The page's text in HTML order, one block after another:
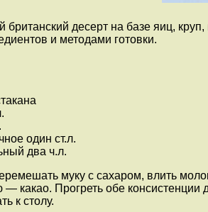
десерт на базе яиц,
и методами готовки.
один ст.л.
два ч.л.
муку с сахаром, влить
— какао. Прогреть обе
к столу.